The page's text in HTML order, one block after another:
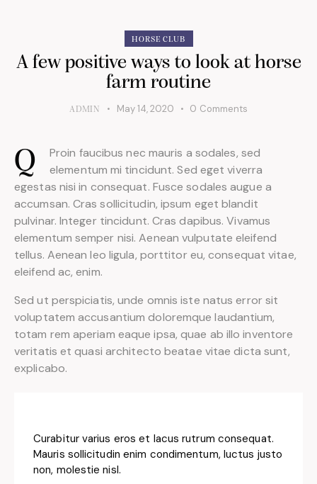
HORSE CLUB
A few positive ways to look at horse
farm routine
ADMIN May 14, 2020 0 Comments
Q
Proin faucibus nec mauris a sodales, sed
elementum mi tincidunt. Sed eget viverra
egestas nisi in consequat. Fusce sodales augue a
accumsan. Cras sollicitudin, ipsum eget blandit
pulvinar. Integer tincidunt. Cras dapibus. Vivamus
elementum semper nisi. Aenean vulputate eleifend
tellus. Aenean leo ligula, porttitor eu, consequat vitae,
eleifend ac, enim.
Sed ut perspiciatis, unde omnis iste natus error sit
voluptatem accusantium doloremque laudantium,
totam rem aperiam eaque ipsa, quae ab illo inventore
veritatis et quasi architecto beatae vitae dicta sunt,
explicabo.
Curabitur varius eros et lacus rutrum consequat.
Mauris sollicitudin enim condimentum, luctus justo
non, molestie nisl.